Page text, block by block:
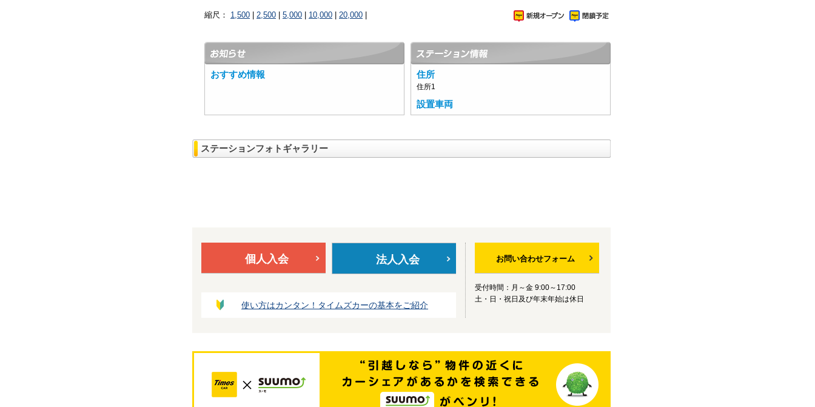
縮尺： 1,500 2,500 5,000 10,000 20,000
おすすめ情報 住所
住所1
設置車両
ステーションフォトギャラリー
個人入会 法人入会
使い方はカンタン！タイムズカーの基本をご紹介
お問い合わせフォーム
受付時間：月～金 9:00～17:00
土・日・祝日及び年末年始は休日